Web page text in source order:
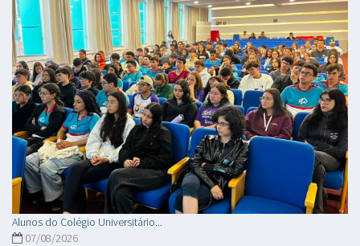
Alunos do Colégio Universitário...
07/08/2026